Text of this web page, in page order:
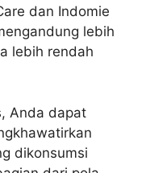
dan Indomie
lebih
lebih rendah
Anda dapat
dikonsumsi